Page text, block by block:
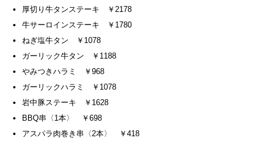
厚切り牛タンステーキ ￥2178
牛サーロインステーキ ￥1780
ねぎ塩牛タン ￥1078
ガーリック牛タン ￥1188
やみつきハラミ ￥968
ガーリックハラミ ￥1078
岩中豚ステーキ ￥1628
BBQ串〈1本〉 ￥698
アスパラ肉巻き串〈2本〉 ￥418